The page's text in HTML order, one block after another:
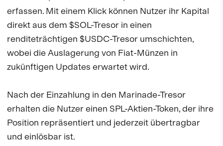
erfassen. Mit einem Klick können Nutzer ihr Kapital
direkt aus dem $SOL-Tresor in einen
renditeträchtigen $USDC-Tresor umschichten,
wobei die Auslagerung von Fiat-Münzen in
zukünftigen Updates erwartet wird.
Nach der Einzahlung in den Marinade-Tresor
erhalten die Nutzer einen SPL-Aktien-Token, der ihre
Position repräsentiert und jederzeit übertragbar
und einlösbar ist.